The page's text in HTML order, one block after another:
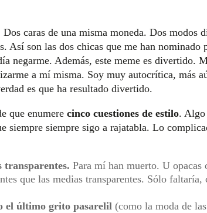
caras de una misma moneda. Dos modos
Así son las dos chicas que me han nominado
negarme. Además, este meme es divertido.
a mí misma. Soy muy autocrítica, más
es que ha resultado divertido.
que enumere cinco cuestiones de estilo. Algo
siempre siempre sigo a rajatabla. Lo
transparentes. Para mí han muerto. U opacas
que las medias transparentes. Sólo
el último grito pasarelil (como la moda de